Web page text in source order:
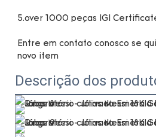
Entre em contato conosco se
Descrição dos